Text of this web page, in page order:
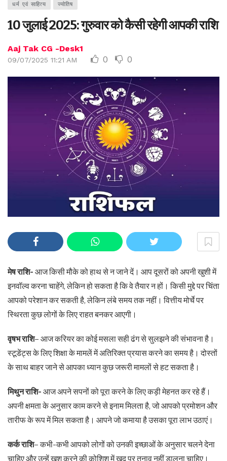
धर्म एवं साहित्य ज्योतिष
10 जुलाई 2025: गुरुवार को कैसी रहेगी आपकी राशि
Aaj Tak CG -Desk1
09/07/2025 11:21 AM 0 0
मेष राशि- आज किसी मौके को हाथ से न जाने दें। आप दूसरों को अपनी खुशी में
इनवॉल्व करना चाहेंगे, लेकिन हो सकता है कि वे तैयार न हों। किसी मुद्दे पर चिंता
आपको परेशान कर सकती है, लेकिन लंबे समय तक नहीं। वित्तीय मोर्चे पर
स्थिरता कुछ लोगों के लिए राहत बनकर आएगी।
वृषभ राशि– आज करियर का कोई मसला सही ढंग से सुलझने की संभावना है।
स्टूडेंट्स के लिए शिक्षा के मामलें में अतिरिक्त प्रयास करने का समय है। दोस्तों
के साथ बाहर जाने से आपका ध्यान कुछ जरूरी मामलों से हट सकता है।
मिथुन राशि- आज अपने सपनों को पूरा करने के लिए कड़ी मेहनत कर रहे हैं।
अपनी क्षमता के अनुसार काम करने से इनाम मिलता है, जो आपको प्रमोशन और
तारीफ के रूप में मिल सकता है। आपने जो कमाया है उसका पूरा लाभ उठाएं।
कर्क राशि– कभी-कभी आपको लोगों को उनकी इच्छाओं के अनुसार चलने देना
चाहिए और उन्हें खुश करने की कोशिश में खुद पर तनाव नहीं डालना चाहिए।